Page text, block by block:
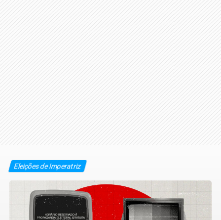
Eleições de Imperatriz